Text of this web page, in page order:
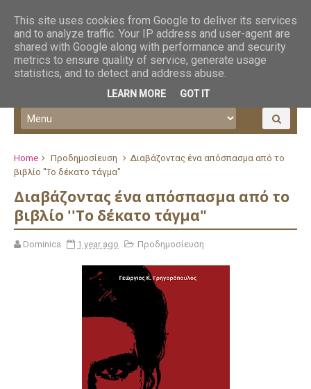
Home Προδημοσίευση
Διαβάζοντας ένα απόσπασμα από το
βιβλίο ''Το δέκατο τάγμα"
Διαβάζοντας ένα απόσπασμα από το
βιβλίο ''Το δέκατο τάγμα"
Dominica 1 year ago Προδημοσίευση
This site uses cookies from Google to deliver its services
and to analyze traffic. Your IP address and user-agent are
shared with Google along with performance and security
metrics to ensure quality of service, generate usage
statistics, and to detect and address abuse.
LEARN MORE GOT IT